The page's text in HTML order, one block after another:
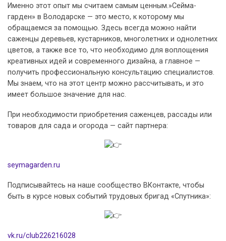
Именно этот опыт мы считаем самым ценным.»Сейма-
гарден» в Володарске — это место, к которому мы
обращаемся за помощью. Здесь всегда можно найти
саженцы деревьев, кустарников, многолетних и однолетних
цветов, а также все то, что необходимо для воплощения
креативных идей и современного дизайна, а главное —
получить профессиональную консультацию специалистов.
Мы знаем, что на этот центр можно рассчитывать, и это
имеет большое значение для нас.
При необходимости приобретения саженцев, рассады или
товаров для сада и огорода — сайт партнера:
seymagarden.ru
Подписывайтесь на наше сообщество ВКонтакте, чтобы
быть в курсе новых событий трудовых бригад «Спутника»:
vk.ru/club226216028